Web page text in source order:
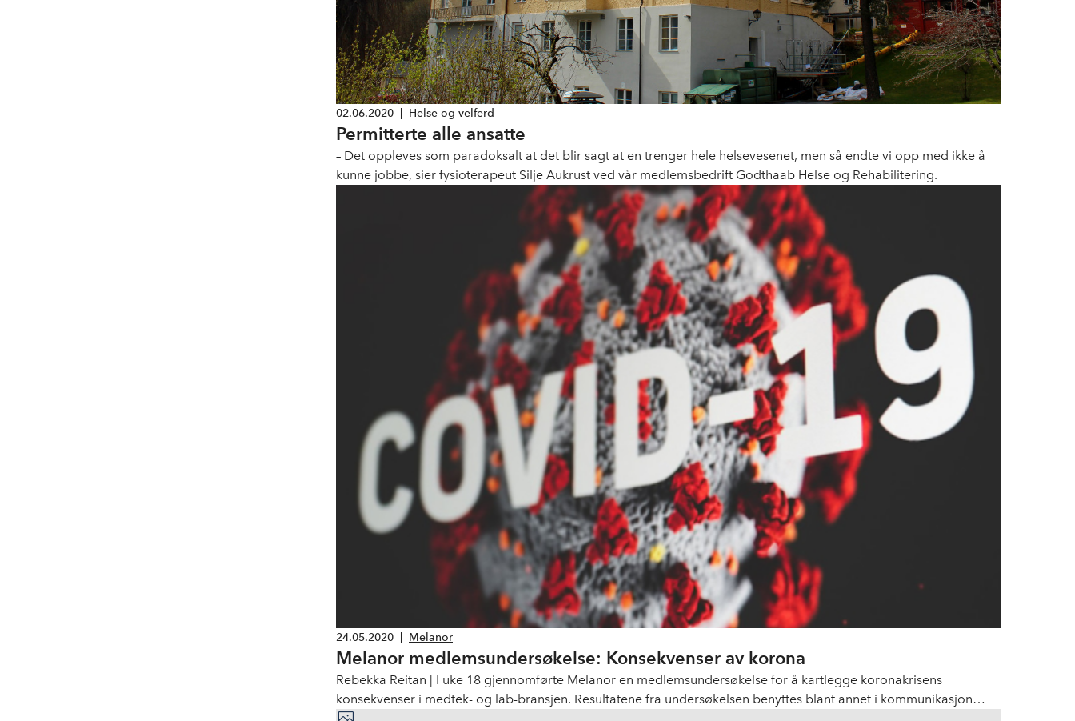
02.06.2020 Helse og velferd
Permitterte alle ansatte
– Det oppleves som paradoksalt at det blir sagt at en trenger hele helsevesenet, men så endte vi opp med ikke å
kunne jobbe, sier fysioterapeut Silje Aukrust ved vår medlemsbedrift Godthaab Helse og Rehabilitering.
24.05.2020 Melanor
Melanor medlemsundersøkelse: Konsekvenser av korona
Rebekka Reitan | I uke 18 gjennomførte Melanor en medlemsundersøkelse for å kartlegge koronakrisens
konsekvenser i medtek- og lab-bransjen. Resultatene fra undersøkelsen benyttes blant annet i kommunikasjon